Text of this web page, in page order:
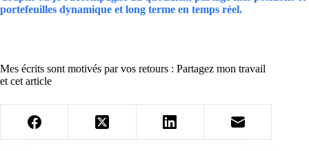
portefeuilles dynamique et long terme en temps réel.
Mes écrits sont motivés par vos retours : Partagez mon travail
et cet article